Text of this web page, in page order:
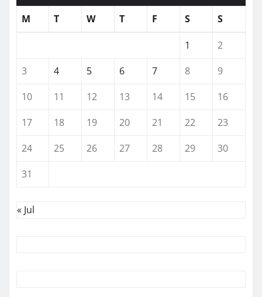
M
T W T F S S
1
2
3
4 5 6 7 8
9
10
11 12 13 14 15
16
17
18 19 20 21 22
23
24
25 26 27 28 29
30
31
« Jul